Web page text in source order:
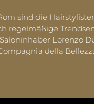
sind die
regelmäßige
Lorenzo
della